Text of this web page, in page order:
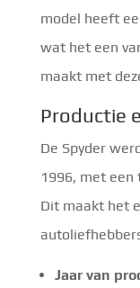
model heeft
wat het een
maakt met
Productie
De Spyder
1996, met een
Dit maakt het
Jaar van